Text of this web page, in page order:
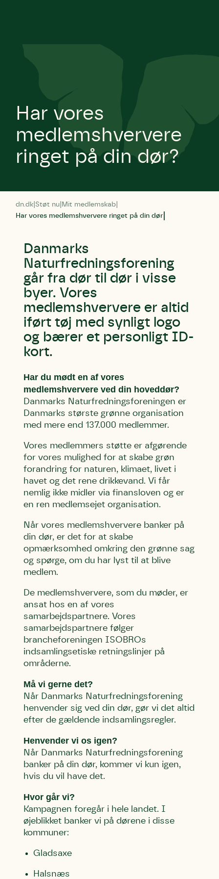
Har vores
medlemshververe
ringet på din dør?
dn.dk Støt nu Mit medlemskab
Har vores medlemshververe ringet på din dør
Danmarks
Naturfredningsforening
går fra dør til dør i visse
byer. Vores
medlemshververe er altid
iført tøj med synligt logo
og bærer et personligt ID-
kort.
Har du mødt en af vores
medlemshververe ved din hoveddør?
Danmarks Naturfredningsforeningen er
Danmarks største grønne organisation
med mere end 137.000 medlemmer.
Vores medlemmers støtte er afgørende
for vores mulighed for at skabe grøn
forandring for naturen, klimaet, livet i
havet og det rene drikkevand. Vi får
nemlig ikke midler via finansloven og er
en ren medlemsejet organisation.
Når vores medlemshververe banker på
din dør, er det for at skabe
opmærksomhed omkring den grønne sag
og spørge, om du har lyst til at blive
medlem.
De medlemshververe, som du møder, er
ansat hos en af vores
samarbejdspartnere. Vores
samarbejdspartnere følger
brancheforeningen ISOBROs
indsamlingsetiske retningslinjer på
områderne.
Må vi gerne det?
Når Danmarks Naturfredningsforening
henvender sig ved din dør, gør vi det altid
efter de gældende indsamlingsregler.
Henvender vi os igen?
Når Danmarks Naturfredningsforening
banker på din dør, kommer vi kun igen,
hvis du vil have det.
Hvor går vi?
Kampagnen foregår i hele landet. I
øjeblikket banker vi på dørene i disse
kommuner:
Gladsaxe
Halsnæs
Linie 1
Skriv under (hjørring)
Fornavn
Email
Telefon
Danmarks Naturfredningsforening må gerne kontakte mig
underskriftindsamlinger og andre støttemuligheder. Jeg
kan til enhver tid tilbagekalde dette samtykke ved at
kontakte persondata@dn.dk
Første punkt
Sund Limfjord
Fornavn
Email
Telefon
Danmarks Naturfredningsforening må gerne kontakte mig
underskriftindsamlinger og andre støttemuligheder. Jeg
kan til enhver tid tilbagekalde dette samtykke ved at
kontakte persondata@dn.dk
Storken tilbage til Kolding
Storken tilbage til Kolding
Fornavn
Email
Telefon
Danmarks Naturfredningsforening må gerne kontakte mig
underskriftindsamlinger og andre støttemuligheder. Jeg
kan til enhver tid tilbagekalde dette samtykke ved at
kontakte persondata@dn.dk